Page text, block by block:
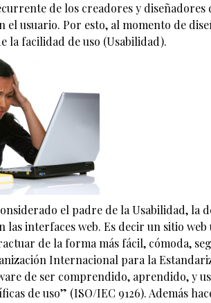
de los creadores y diseñadores
el usuario. Por esto, al momento de
la facilidad de uso (Usabilidad).
el padre de la Usabilidad,
las interfaces web. Es decir un sitio
de la forma más fácil, cómoda,
Internacional para la
de ser comprendido, aprendido, y
de uso” (ISO/IEC 9126). Además